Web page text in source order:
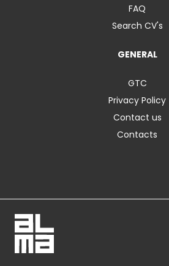
FAQ
Search CV's
GENERAL
GTC
Privacy Policy
Contact us
Contacts